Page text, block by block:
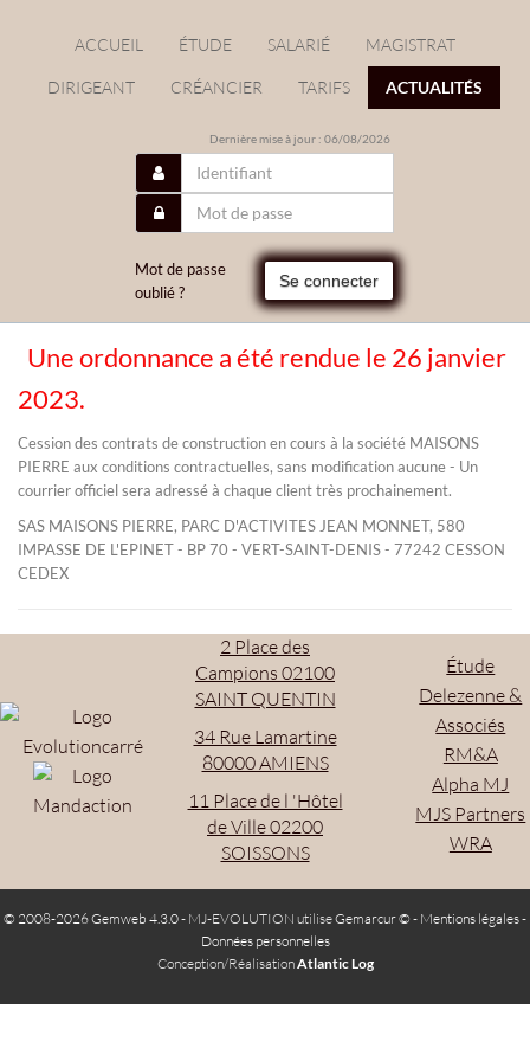
ACCUEIL ÉTUDE SALARIÉ MAGISTRAT
DIRIGEANT CRÉANCIER TARIFS ACTUALITÉS
Dernière mise à jour : 06/08/2026
Mot de passe
oublié ?
Se connecter
Une ordonnance a été rendue le 26 janvier
2023.
Cession des contrats de construction en cours à la société MAISONS
PIERRE aux conditions contractuelles, sans modification aucune - Un
courrier officiel sera adressé à chaque client très prochainement.
SAS MAISONS PIERRE, PARC D'ACTIVITES JEAN MONNET, 580
IMPASSE DE L'EPINET - BP 70 - VERT-SAINT-DENIS - 77242 CESSON
CEDEX
2 Place des
Campions 02100
SAINT QUENTIN
34 Rue Lamartine
80000 AMIENS
11 Place de l 'Hôtel
de Ville 02200
SOISSONS
Étude
Delezenne &
Associés
RM&A
Alpha MJ
MJS Partners
WRA
© 2008-2026 Gemweb 4.3.0- MJ-EVOLUTION utiliseGemarcur © - Mentions légales-
Données personnelles
Conception/RéalisationAtlantic Log